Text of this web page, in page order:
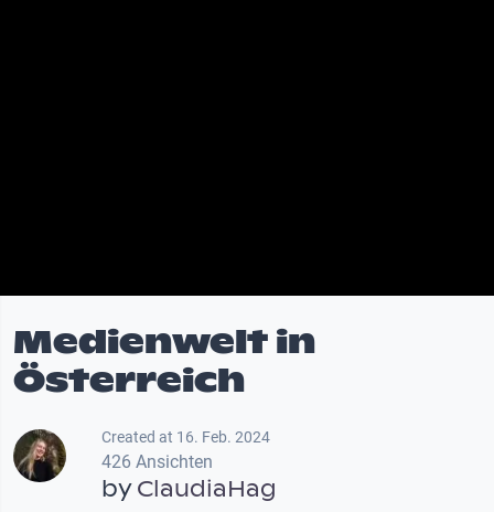
Medienwelt in
Österreich
Created at 16. Feb. 2024
426 Ansichten
byClaudiaHag